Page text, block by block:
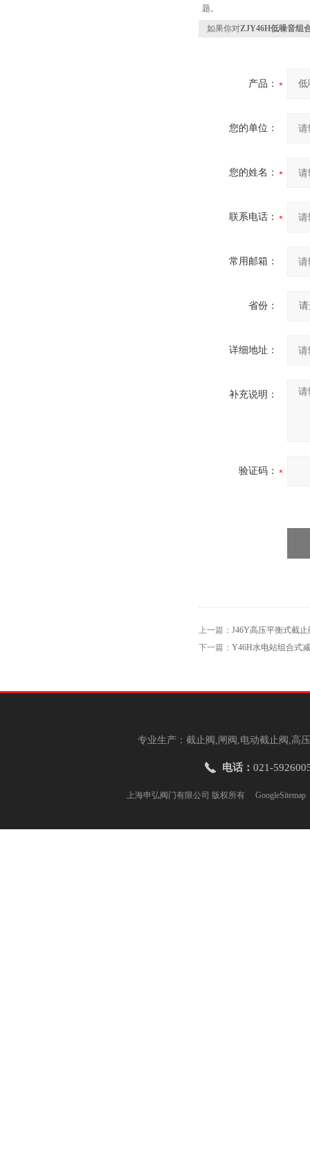
题。
如果你对ZJY46H低噪音组
产品：
您的单位：
您的姓名：
联系电话：
常用邮箱：
省份：
详细地址：
补充说明：
验证码：
上一篇： J46Y高压平衡式截止
下一篇： Y46H水电站组合式
专业生产：截止阀,闸阀,电动截止阀,高
电话： 021-
上海申弘阀门有限公司 版权所有 GoogleSitemap